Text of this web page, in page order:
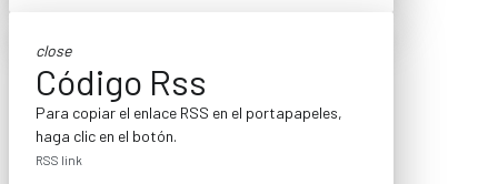
close
Código Rss
Para copiar el enlace RSS en el portapapeles,
haga clic en el botón.
RSS link